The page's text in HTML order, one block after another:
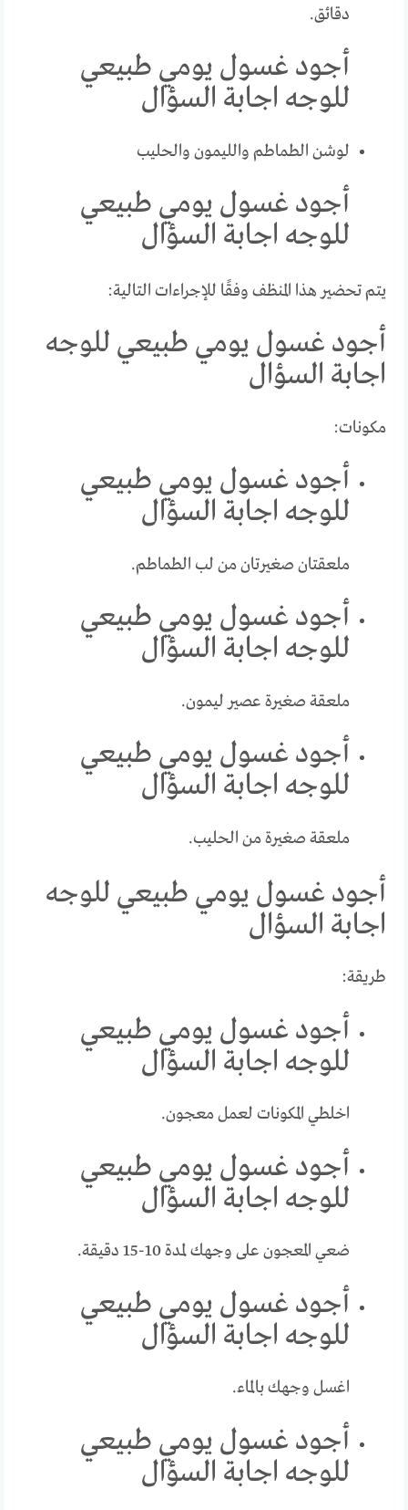
دقائق.
أجود غسول يومي طبيعي
للوجه اجابة السؤال
لوشن الطماطم والليمون والحليب
أجود غسول يومي طبيعي
للوجه اجابة السؤال
يتم تحضير هذا المنظف وفقًا للإجراءات التالية:
أجود غسول يومي طبيعي للوجه
اجابة السؤال
مكونات:
أجود غسول يومي طبيعي
للوجه اجابة السؤال
ملعقتان صغيرتان من لب الطماطم.
أجود غسول يومي طبيعي
للوجه اجابة السؤال
ملعقة صغيرة عصير ليمون.
أجود غسول يومي طبيعي
للوجه اجابة السؤال
ملعقة صغيرة من الحليب.
أجود غسول يومي طبيعي للوجه
اجابة السؤال
طريقة:
أجود غسول يومي طبيعي
للوجه اجابة السؤال
اخلطي المكونات لعمل معجون.
أجود غسول يومي طبيعي
للوجه اجابة السؤال
ضعي المعجون على وجهك لمدة 10-15 دقيقة.
أجود غسول يومي طبيعي
للوجه اجابة السؤال
اغسل وجهك بالماء.
أجود غسول يومي طبيعي
للوجه اجابة السؤال